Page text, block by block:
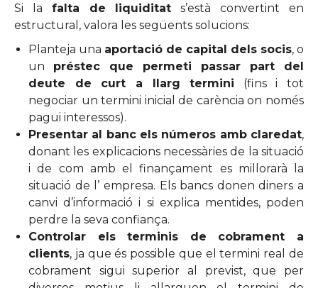
Si la falta de liquiditat s’està convertint en
estructural, valora les següents solucions:
Planteja una aportació de capital dels socis, o
un préstec que permeti passar part del
deute de curt a llarg termini (fins i tot
negociar un termini inicial de carència on només
pagui interessos).
Presentar al banc els números amb claredat,
donant les explicacions necessàries de la situació
i de com amb el finançament es millorarà la
situació de l’ empresa. Els bancs donen diners a
canvi d’informació i si explica mentides, poden
perdre la seva confiança.
Controlar els terminis de cobrament a
clients, ja que és possible que el termini real de
cobrament sigui superior al previst, que per